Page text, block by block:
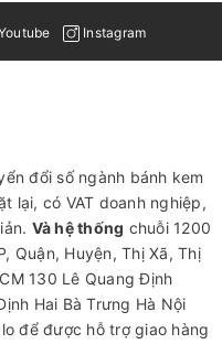
Instagram
đổi số ngành bánh kem
lại, có VAT doanh nghiệp,
Và hệ thống chuỗi 1200
Quận, Huyện, Thị Xã, Thị
130 Lê Quang Định
Hai Bà Trưng Hà Nội
để được hỗ trợ giao hàng